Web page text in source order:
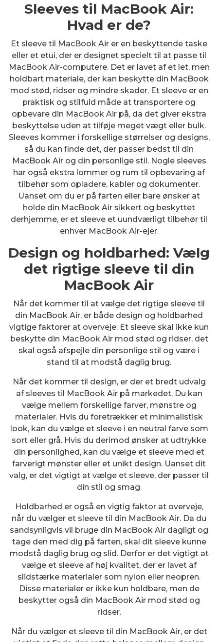
Sleeves til MacBook Air:
Hvad er de?
Et sleeve til MacBook Air er en beskyttende taske
eller et etui, der er designet specielt til at passe til
MacBook Air-computere. Det er lavet af et let, men
holdbart materiale, der kan beskytte din MacBook
mod stød, ridser og mindre skader. Et sleeve er en
praktisk og stilfuld måde at transportere og
opbevare din MacBook Air på, da det giver ekstra
beskyttelse uden at tilføje meget vægt eller bulk.
Sleeves kommer i forskellige størrelser og designs,
så du kan finde det, der passer bedst til din
MacBook Air og din personlige stil. Nogle sleeves
har også ekstra lommer og rum til opbevaring af
tilbehør som opladere, kabler og dokumenter.
Uanset om du er på farten eller bare ønsker at
holde din MacBook Air sikkert og beskyttet
derhjemme, er et sleeve et uundværligt tilbehør til
enhver MacBook Air-ejer.
Design og holdbarhed: Vælg
det rigtige sleeve til din
MacBook Air
Når det kommer til at vælge det rigtige sleeve til
din MacBook Air, er både design og holdbarhed
vigtige faktorer at overveje. Et sleeve skal ikke kun
beskytte din MacBook Air mod stød og ridser, det
skal også afspejle din personlige stil og være i
stand til at modstå daglig brug.
Når det kommer til design, er der et bredt udvalg
af sleeves til MacBook Air på markedet. Du kan
vælge mellem forskellige farver, mønstre og
materialer. Hvis du foretrækker et minimalistisk
look, kan du vælge et sleeve i en neutral farve som
sort eller grå. Hvis du derimod ønsker at udtrykke
din personlighed, kan du vælge et sleeve med et
farverigt mønster eller et unikt design. Uanset dit
valg, er det vigtigt at vælge et sleeve, der passer til
din stil og smag.
Holdbarhed er også en vigtig faktor at overveje,
når du vælger et sleeve til din MacBook Air. Da du
sandsynligvis vil bruge din MacBook Air dagligt og
tage den med dig på farten, skal dit sleeve kunne
modstå daglig brug og slid. Derfor er det vigtigt at
vælge et sleeve af høj kvalitet, der er lavet af
slidstærke materialer som nylon eller neopren.
Disse materialer er ikke kun holdbare, men de
beskytter også din MacBook Air mod stød og
ridser.
Når du vælger et sleeve til din MacBook Air, er det